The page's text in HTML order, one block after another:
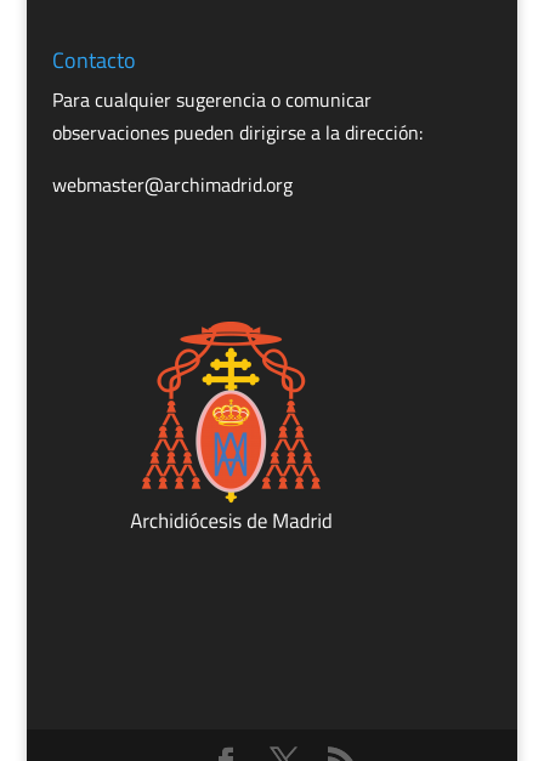
Contacto
Para cualquier sugerencia o comunicar
observaciones pueden dirigirse a la dirección:
webmaster@archimadrid.org